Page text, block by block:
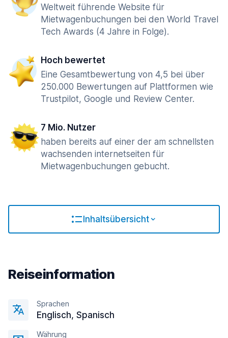
Weltweit führende Website für
Mietwagenbuchungen bei den World Travel
Tech Awards (4 Jahre in Folge).
Hoch bewertet
Eine Gesamtbewertung von 4,5 bei über
250.000 Bewertungen auf Plattformen wie
Trustpilot, Google und Review Center.
7 Mio. Nutzer
haben bereits auf einer der am schnellsten
wachsenden internetseiten für
Mietwagenbuchungen gebucht.
Inhaltsübersicht
Reiseinformation
Sprachen
Englisсh, Spanisch
Währung